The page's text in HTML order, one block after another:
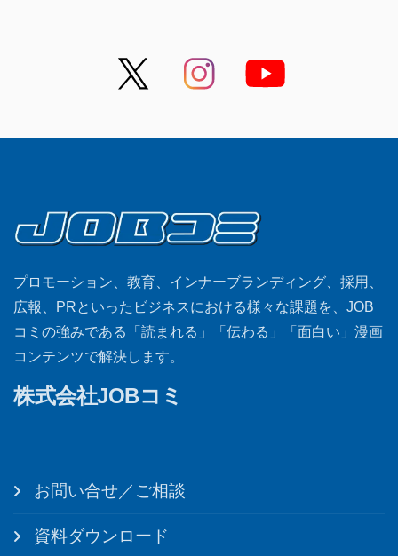
プロモーション、教育、インナーブランディング、採用、
広報、PRといったビジネスにおける様々な課題を、JOB
コミの強みである「読まれる」「伝わる」「面白い」漫画
コンテンツで解決します。
株式会社JOBコミ
お問い合せ／ご相談
資料ダウンロード